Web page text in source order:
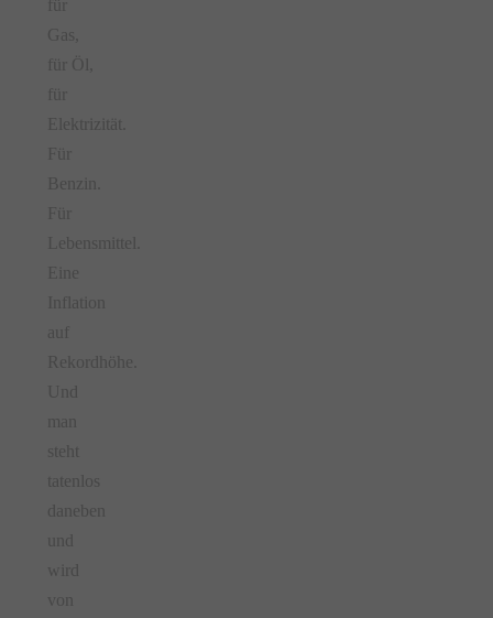
für
Gas,
für Öl,
für
Elektrizität.
Für
Benzin.
Für
Lebensmittel.
Eine
Inflation
auf
Rekordhöhe.
Und
man
steht
tatenlos
daneben
und
wird
von